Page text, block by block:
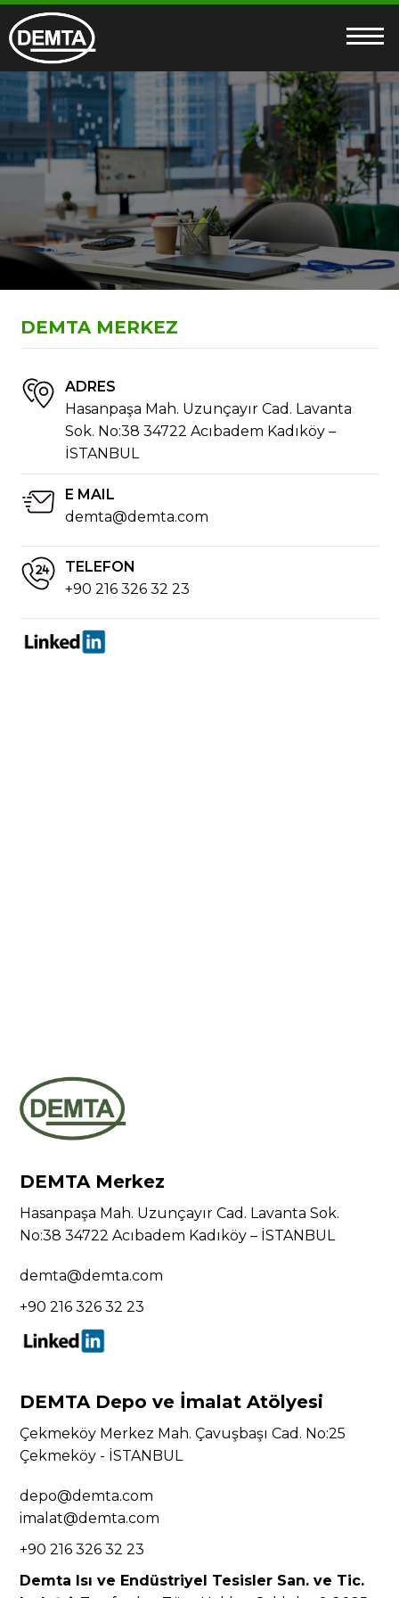
DEMTA MERKEZ
ADRES
Hasanpaşa Mah. Uzunçayır Cad. Lavanta
Sok. No:38 34722 Acıbadem Kadıköy –
İSTANBUL
E MAIL
demta@demta.com
TELEFON
+90 216 326 32 23
DEMTA Merkez
Hasanpaşa Mah. Uzunçayır Cad. Lavanta Sok.
No:38 34722 Acıbadem Kadıköy – İSTANBUL
demta@demta.com
+90 216 326 32 23
DEMTA Depo ve İmalat Atölyesi
Çekmeköy Merkez Mah. Çavuşbaşı Cad. No:25
Çekmeköy - İSTANBUL
depo@demta.com
imalat@demta.com
+90 216 326 32 23
Demta Isı ve Endüstriyel Tesisler San. ve Tic.